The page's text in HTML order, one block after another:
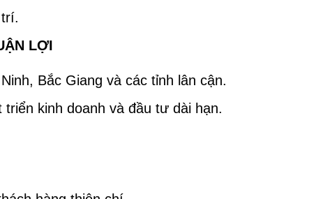
LỢI
Bắc Giang và các tỉnh lân cận.
kinh doanh và đầu tư dài hạn.